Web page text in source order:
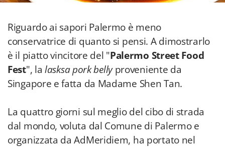
Riguardo ai sapori Palermo è meno
conservatrice di quanto si pensi. A dimostrarlo
è il piatto vincitore del "Palermo Street Food
Fest", lalasksa pork bellyproveniente da
Singapore e fatta da Madame Shen Tan.
La quattro giorni sul meglio del cibo di strada
dal mondo, voluta dal Comune di Palermo e
organizzata da AdMeridiem, ha portato nel